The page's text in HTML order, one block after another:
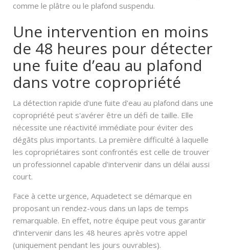
comme le plâtre ou le plafond suspendu.
Une intervention en moins
de 48 heures pour détecter
une fuite d’eau au plafond
dans votre copropriété
La détection rapide d'une fuite d'eau au plafond dans une
copropriété peut s'avérer être un défi de taille. Elle
nécessite une réactivité immédiate pour éviter des
dégâts plus importants. La première difficulté à laquelle
les copropriétaires sont confrontés est celle de trouver
un professionnel capable d'intervenir dans un délai aussi
court.
Face à cette urgence, Aquadetect se démarque en
proposant un rendez-vous dans un laps de temps
remarquable. En effet, notre équipe peut vous garantir
d’intervenir dans les 48 heures après votre appel
(uniquement pendant les jours ouvrables).